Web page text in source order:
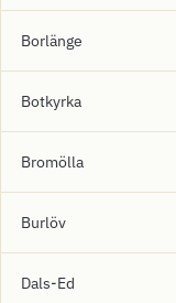
Borlänge
Botkyrka
Bromölla
Burlöv
Dals-Ed